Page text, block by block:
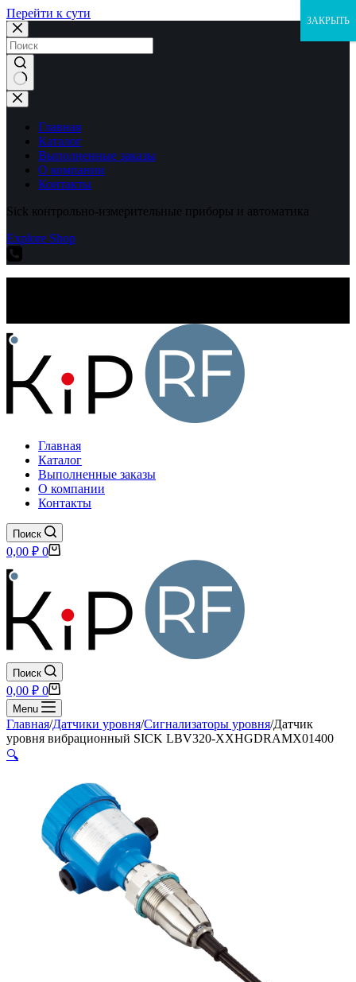
Перейти к сути
Ничего
не
найденоГлавная
Каталог
Выполненные заказы
О компании
Контакты
Sick контрольно-измерительные приборы и автоматика
Explore Shop
Главная
Каталог
Выполненные заказы
О компании
Контакты
Поиск
Корзина
0,00 ₽ 0
Поиск
Корзина
0,00 ₽ 0
Menu
Главная/Датчики уровня/Сигнализаторы уровня/Датчик
уровня вибрационный SICK LBV320-XXHGDRAMX01400
🔍
ЗАКРЫТЬ